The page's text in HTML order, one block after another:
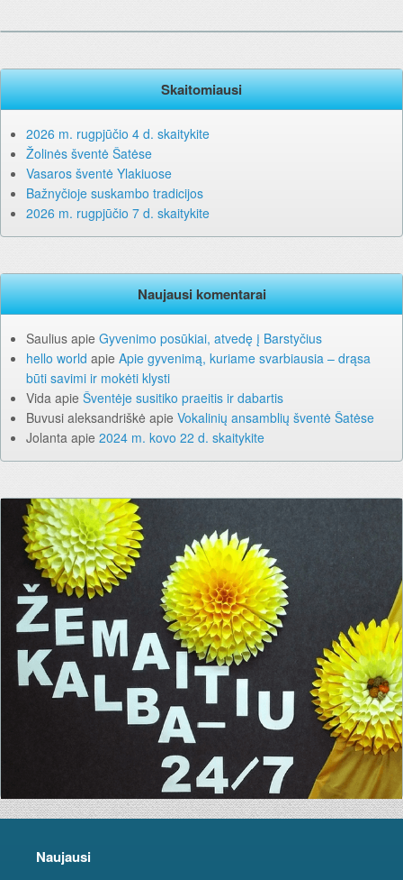
Skaitomiausi
2026 m. rugpjūčio 4 d. skaitykite
Žolinės šventė Šatėse
Vasaros šventė Ylakiuose
Bažnyčioje suskambo tradicijos
2026 m. rugpjūčio 7 d. skaitykite
Naujausi komentarai
Saulius apie Gyvenimo posūkiai, atvedę į Barstyčius
hello world apie Apie gyvenimą, kuriame svarbiausia – drąsa
būti savimi ir mokėti klysti
Vida apie Šventėje susitiko praeitis ir dabartis
Buvusi aleksandriškė apie Vokalinių ansamblių šventė Šatėse
Jolanta apie 2024 m. kovo 22 d. skaitykite
Naujausi